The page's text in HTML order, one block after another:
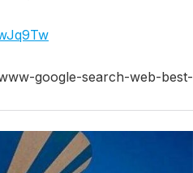
google-search-web-best-